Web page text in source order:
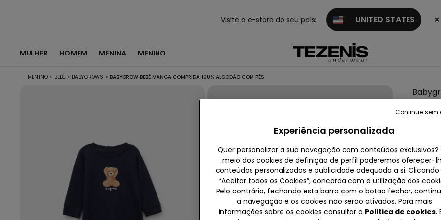
Visite o e-store do seu país: UNITED STATES ×
MULHER HOMEM MENINA MENINO
MENINO > BEBÉ > BABYGROWS > BABYGROW BEBÉ MANGA COMPRIDA 100% ALGODÃO COM PÉS
Manga
100%
com
10,99 €
Cor:
Experiência personalizada
Quer personalizar a sua navegação com conteúdos exclusivos?
meio dos cookies de definição de perfil poderemos oferecer-
conteúdos personalizados e publicidade adequada a si.
“Aceitar todos os Cookies”, concorda com a utilização dos
Pelo contrário, fechando esta barra com o botão fechar,
a navegação e os cookies não serão ativados. Para mais
informações sobre os cookies consultar a Política de cookies.
Continue sem